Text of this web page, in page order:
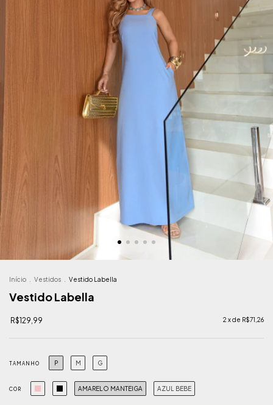
Início Vestidos Vestido Labella
Vestido Labella
R$129,99 2 x de R$71,26
TAMANHO P M G
COR AMARELO MANTEIGA AZUL BEBE